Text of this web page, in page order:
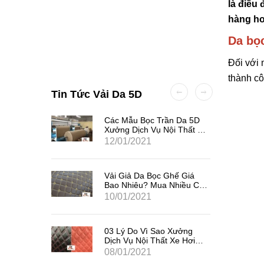
là điều
hàng
Da
Đối với
thành
Tin Tức Vải Da 5D
Các Mẫu Bọc Trần Da 5D
Xưởng Dịch Vụ Nội Thất Ô
Tô Nên Nhập Liền Tay
12/01/2021
Vải Giả Da Bọc Ghế Giá
Bao Nhiêu? Mua Nhiều Có
Được Giảm Giá Hay
10/01/2021
03 Lý Do Vì Sao Xưởng
Dịch Vụ Nội Thất Xe Hơi
Nên Nhập Vải Giả Da Bọc
08/01/2021